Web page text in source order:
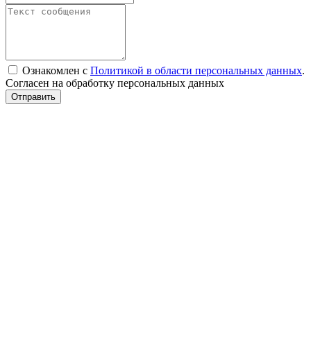
Ознакомлен с Политикой в области персональных данных.
Согласен на обработку персональных данных
Отправить